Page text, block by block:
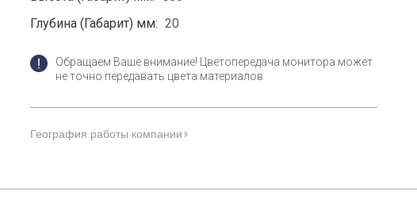
Глубина (Габарит) мм: 20
Обращаем Ваше внимание! Цветопередача монитора может
не точно передавать цвета материалов
География работы компании